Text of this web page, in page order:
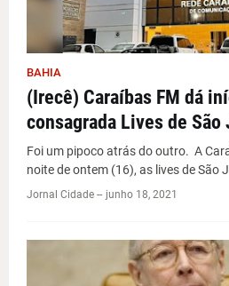
BAHIA
(Irecê) Caraíbas FM dá
consagrada Lives de São
Foi um pipoco atrás do outro. A
noite de ontem (16), as lives de São
Jornal Cidade -- junho 18, 2021